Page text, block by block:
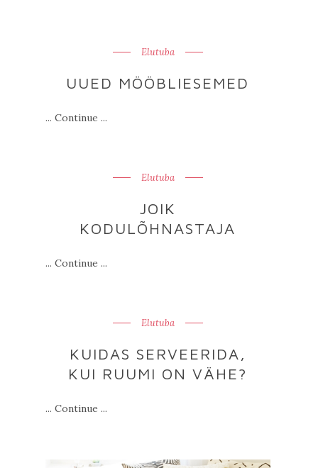
Elutuba
UUED MÖÖBLIESEMED
... Continue ...
Elutuba
JOIK
KODULÕHNASTAJA
... Continue ...
Elutuba
KUIDAS SERVEERIDA,
KUI RUUMI ON VÄHE?
... Continue ...